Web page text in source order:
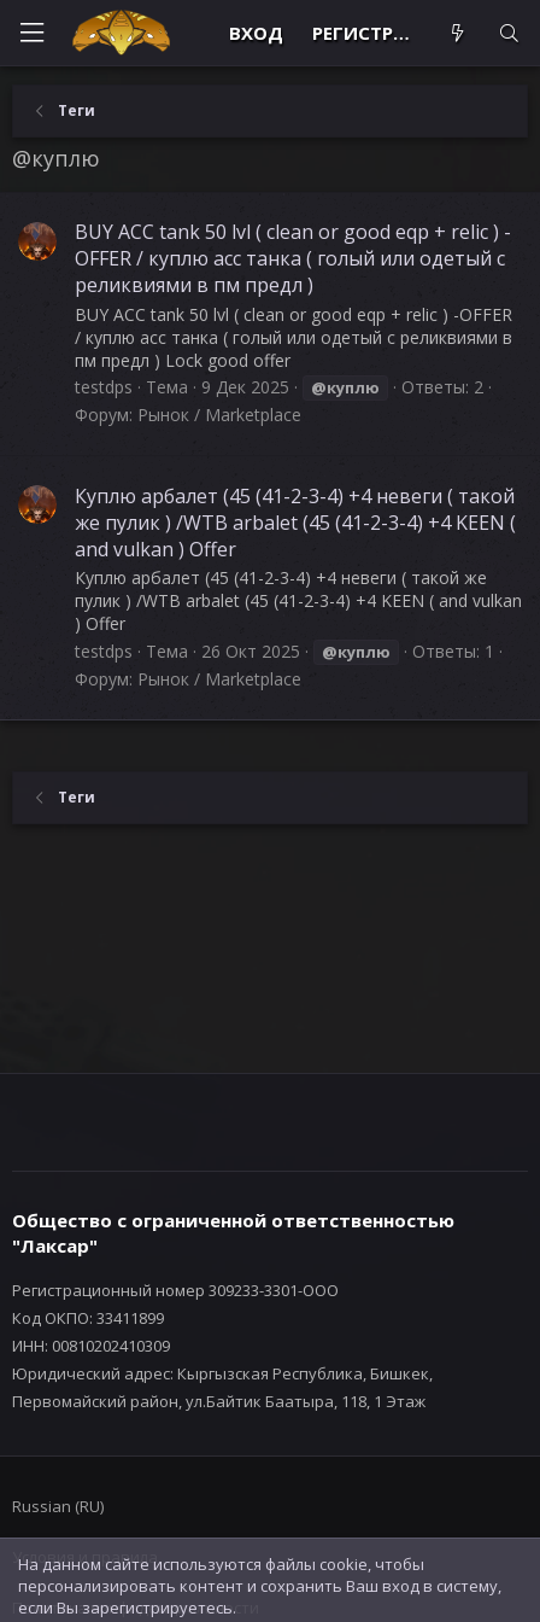
ВХОД РЕГИСТРАЦИЯ
Теги
@куплю
BUY ACC tank 50 lvl ( clean or good eqp + relic ) -
OFFER / куплю асс танка ( голый или одетый с
реликвиями в пм предл )
BUY ACC tank 50 lvl ( clean or good eqp + relic ) -OFFER
/ куплю асс танка ( голый или одетый с реликвиями в
пм предл ) Lock good offer
testdps
Тема 9 Дек 2025 @куплю
Ответы: 2
Форум: Рынок / Marketplace
Куплю арбалет (45 (41-2-3-4) +4 невеги ( такой
же пулик ) /WTB arbalet (45 (41-2-3-4) +4 KEEN (
and vulkan ) Offer
Куплю арбалет (45 (41-2-3-4) +4 невеги ( такой же
пулик ) /WTB arbalet (45 (41-2-3-4) +4 KEEN ( and vulkan
) Offer
testdps
Тема 26 Окт 2025 @куплю
Ответы: 1
Форум: Рынок / Marketplace
Теги
Общество с ограниченной ответственностью
"Лаксар"
Регистрационный номер 309233-3301-ООО
Код ОКПО: 33411899
ИНН: 00810202410309
Юридический адрес: Кыргызская Республика, Бишкек,
Первомайский район, ул.Байтик Баатыра, 118, 1 Этаж
Russian (RU)
Условия и правила
Политика конфиденциальности
На данном сайте используются файлы cookie, чтобы
персонализировать контент и сохранить Ваш вход в систему,
если Вы зарегистрируетесь.